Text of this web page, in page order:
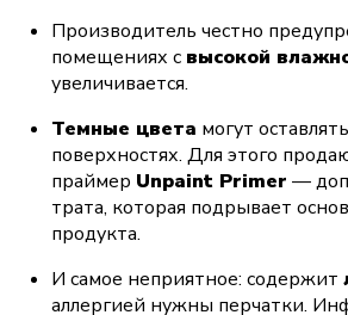
Производитель честно
помещениях с высокой
увеличивается.
Темные цвета могут
поверхностях. Для этого
праймер Unpaint Primer —
трата, которая подрывает
продукта.
И самое неприятное: содержит
аллергией нужны перчатки.